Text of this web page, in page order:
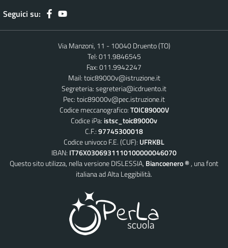
Seguici su:
Via Manzoni, 11 - 10040 Druento (TO)
Tel: 011.9846545
Fax: 011.9942247
Mail:toic89000v@istruzione.it
Segreteria:segreteria@icdruento.it
Pec:toic89000v@pec.istruzione.it
Codice meccanografico:TOIC89000V
Codice iPa: istsc_toic89000v
C.F.:97745300018
Codice univoco F.E. (CUF): UFRKBL
IBAN: IT76X0306931110100000046070
Questo sito utilizza, nella versione DISLESSIA, Biancoenero ®, una font
italiana ad Alta Leggibilità.